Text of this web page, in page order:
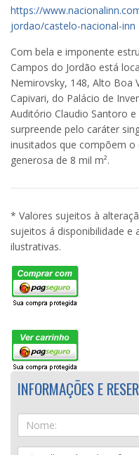
https://
jordao/castelo-nacional-inn
Com bela e imponente
Campos do Jordão está
Nemirovsky, 148, Alto Boa
Capivari, do Palácio de
Auditório Claudio Santoro
surpreende pelo caráter
inusitados que compõem
generosa de 8 mil m².
* Valores sujeitos à
sujeitos á disponibilidade e
ilustrativas.
INFORMAÇÕES E